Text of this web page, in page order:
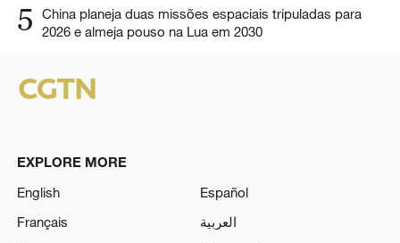
5
China planeja duas missões espaciais tripuladas para
2026 e almeja pouso na Lua em 2030
EXPLORE MORE
English
Español
Français
العربية